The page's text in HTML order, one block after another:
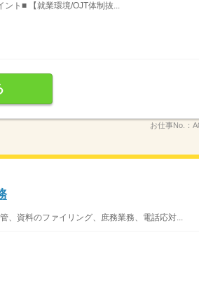
ト■ 【就業環境/OJT体制抜...
お仕事No.：
、資料のファイリング、庶務業務、電話応対...